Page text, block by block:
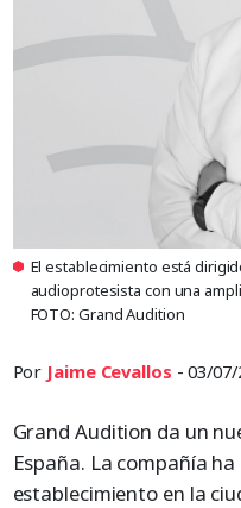
El establecimiento está
audioprotesista con una
FOTO: Grand Audition
Por Jaime Cevallos - 03/07/
Grand Audition da un
España. La compañía
establecimiento en la